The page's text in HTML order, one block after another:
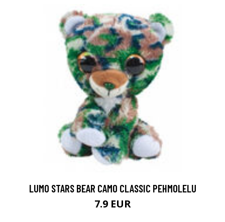
LUMO STARS BEAR CAMO CLASSIC PEHMOLELU
7.9 EUR